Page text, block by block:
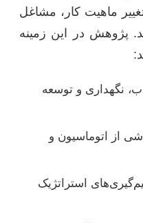
ماهیت کار، مشاغل
پژوهش در این زمینه
نگهداری و توسعه
از اتوماسیون و
استراتژیک